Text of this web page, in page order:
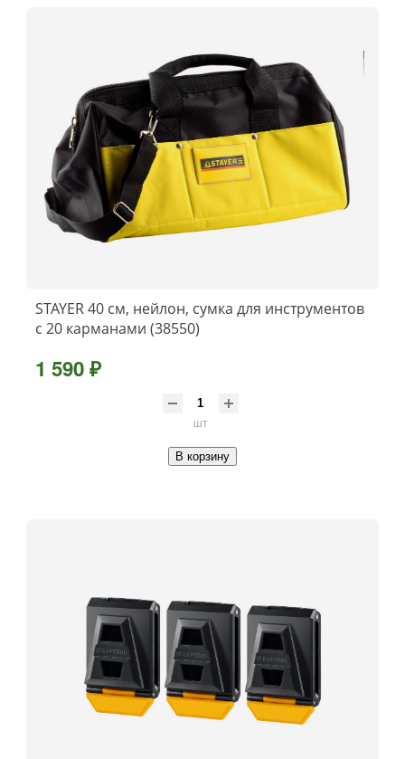
STAYER 40 см, нейлон, сумка для инструментов
с 20 карманами (38550)
1 590 ₽
шт
В корзину